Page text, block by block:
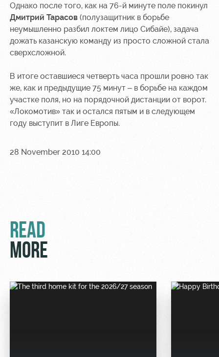
Однако после того, как на 76-й минуте поле покинул
Дмитрий Тарасов (полузащитник в борьбе
неумышленно разбил локтем лицо Сибайе), задача
дожать казанскую команду из просто сложной стала
сверхсложной.
В итоге оставшиеся четверть часа прошли ровно так
же, как и предыдущие 75 минут – в борьбе на каждом
участке поля, но на порядочной дистанции от ворот.
«Локомотив» так и остался пятым и в следующем
году выступит в Лиге Европы.
28 November 2010 14:00
READ
MORE